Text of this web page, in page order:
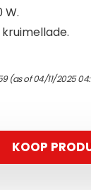
W.
(as of 04/11/2025
KOOP